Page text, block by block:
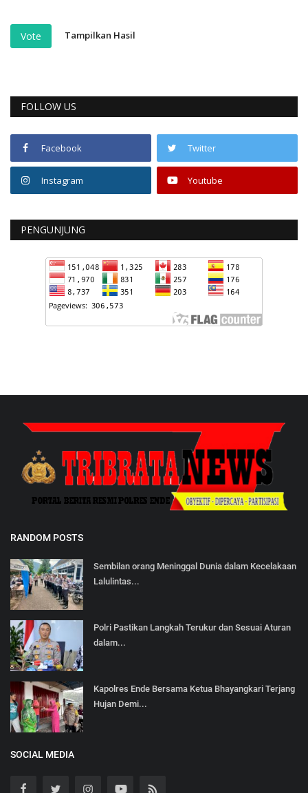
Vote Tampilkan Hasil
FOLLOW US
Facebook Twitter
Instagram Youtube
PENGUNJUNG
RANDOM POSTS
Sembilan orang Meninggal Dunia dalam Kecelakaan
Lalulintas...
Polri Pastikan Langkah Terukur dan Sesuai Aturan
dalam...
Kapolres Ende Bersama Ketua Bhayangkari Terjang
Hujan Demi...
SOCIAL MEDIA